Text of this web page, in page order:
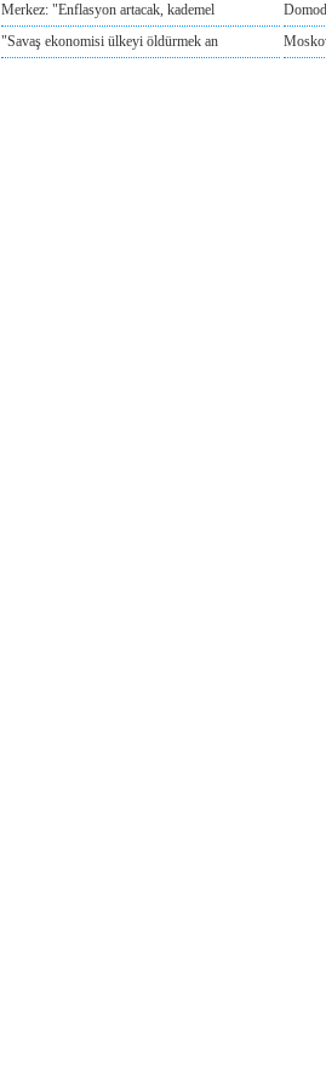
Merkez: "Enflasyon artacak, kademel
"Savaş ekonomisi ülkeyi öldürmek an